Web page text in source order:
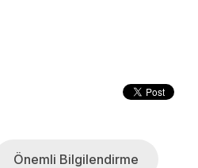
Önemli Bilgilendirme